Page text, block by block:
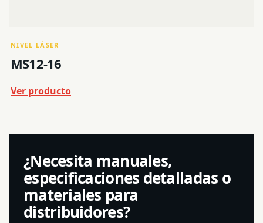
NIVEL LÁSER
MS12-16
Ver producto
¿Necesita manuales,
especificaciones detalladas o
materiales para
distribuidores?